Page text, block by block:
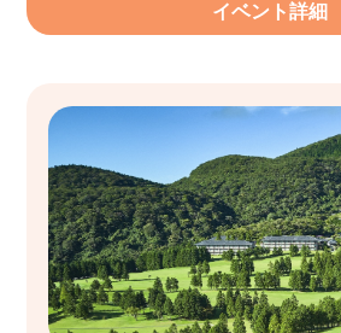
イベント詳細